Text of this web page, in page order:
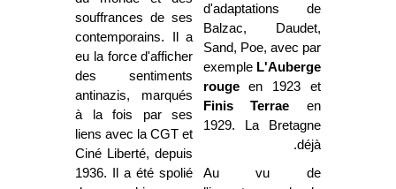
d'adaptations de
Balzac, Daudet,
Sand, Poe, avec par
exemple L'Auberge
rougeen 1923 et
Finis Terrae en
1929. La Bretagne
déjà.
Au vu de
souffrances de ses
contemporains. Il a
eu la force d'afficher
des sentiments
antinazis, marqués
à la fois par ses
liens avec la CGT et
Ciné Liberté, depuis
1936. Il a été spolié